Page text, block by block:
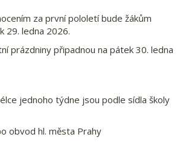
za první pololetí bude žákům
29. ledna 2026.
prázdniny připadnou na pátek 30. ledna
jednoho týdne jsou podle sídla školy
obvod hl. města Prahy